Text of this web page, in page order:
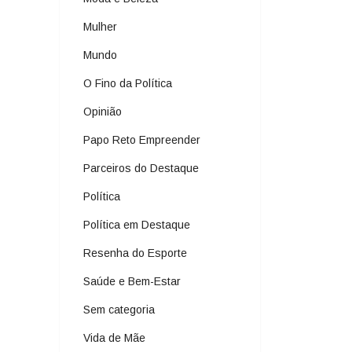
Mulher
Mundo
O Fino da Política
Opinião
Papo Reto Empreender
Parceiros do Destaque
Política
Política em Destaque
Resenha do Esporte
Saúde e Bem-Estar
Sem categoria
Vida de Mãe